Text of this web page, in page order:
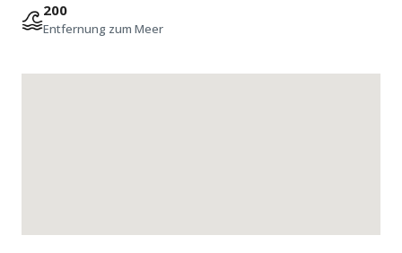
200
Entfernung zum Meer